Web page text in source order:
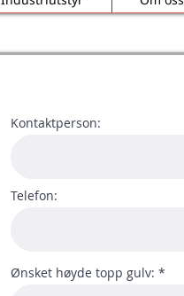
Kontaktperson:
Telefon:
Ønsket høyde topp gulv: